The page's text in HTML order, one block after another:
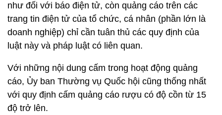
như đối với báo điện tử, còn quảng cáo trên các
trang tin điện tử của tổ chức, cá nhân (phần lớn là
doanh nghiệp) chỉ cần tuân thủ các quy định của
luật này và pháp luật có liên quan.
Với những nội dung cấm trong hoạt động quảng
cáo, Ủy ban Thường vụ Quốc hội cũng thống nhất
với quy định cấm quảng cáo rượu có độ cồn từ 15
độ trở lên.